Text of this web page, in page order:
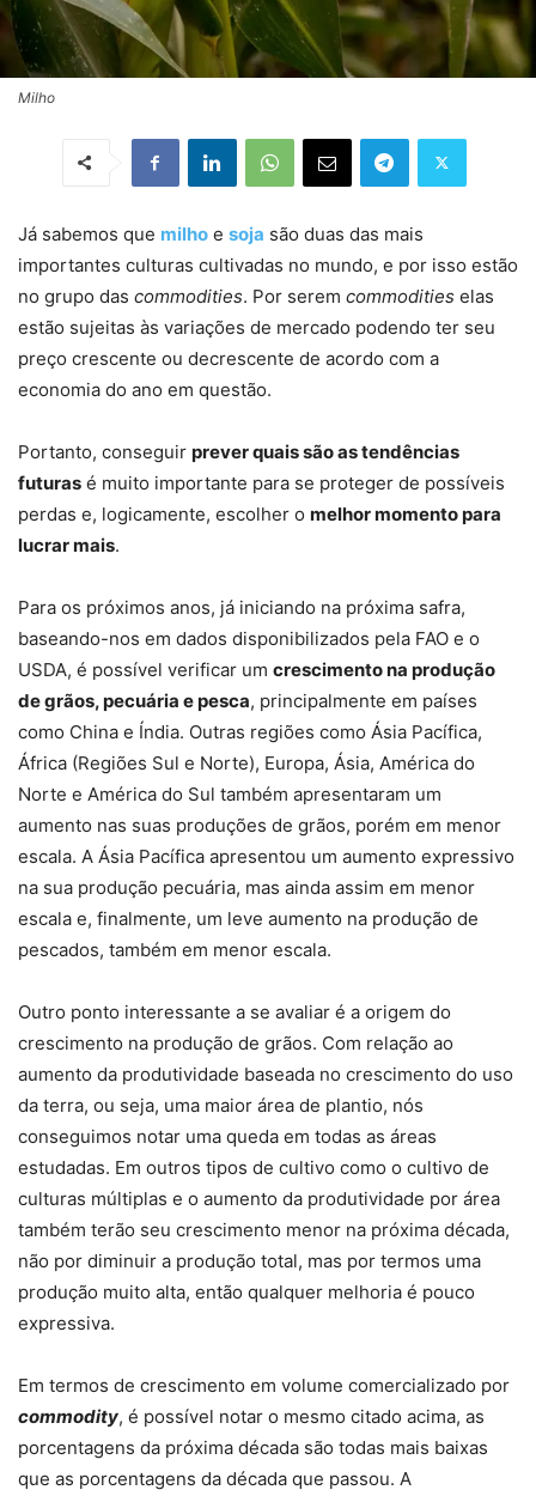
Milho
Já sabemos que milho e soja são duas das mais
importantes culturas cultivadas no mundo, e por isso estão
no grupo das commodities. Por serem commodities elas
estão sujeitas às variações de mercado podendo ter seu
preço crescente ou decrescente de acordo com a
economia do ano em questão.
Portanto, conseguir prever quais são as tendências
futuras é muito importante para se proteger de possíveis
perdas e, logicamente, escolher o melhor momento para
lucrar mais.
Para os próximos anos, já iniciando na próxima safra,
baseando-nos em dados disponibilizados pela FAO e o
USDA, é possível verificar um crescimento na produção
de grãos, pecuária e pesca, principalmente em países
como China e Índia. Outras regiões como Ásia Pacífica,
África (Regiões Sul e Norte), Europa, Ásia, América do
Norte e América do Sul também apresentaram um
aumento nas suas produções de grãos, porém em menor
escala. A Ásia Pacífica apresentou um aumento expressivo
na sua produção pecuária, mas ainda assim em menor
escala e, finalmente, um leve aumento na produção de
pescados, também em menor escala.
Outro ponto interessante a se avaliar é a origem do
crescimento na produção de grãos. Com relação ao
aumento da produtividade baseada no crescimento do uso
da terra, ou seja, uma maior área de plantio, nós
conseguimos notar uma queda em todas as áreas
estudadas. Em outros tipos de cultivo como o cultivo de
culturas múltiplas e o aumento da produtividade por área
também terão seu crescimento menor na próxima década,
não por diminuir a produção total, mas por termos uma
produção muito alta, então qualquer melhoria é pouco
expressiva.
Em termos de crescimento em volume comercializado por
commodity, é possível notar o mesmo citado acima, as
porcentagens da próxima década são todas mais baixas
que as porcentagens da década que passou. A